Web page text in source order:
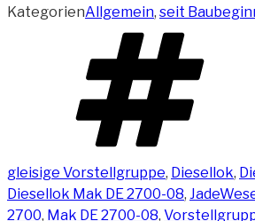
KategorienAllgemein, seit
gleisige Vorstellgruppe, Diesellok,
Diesellok Mak DE 2700-08,
2700, Mak DE 2700-08,